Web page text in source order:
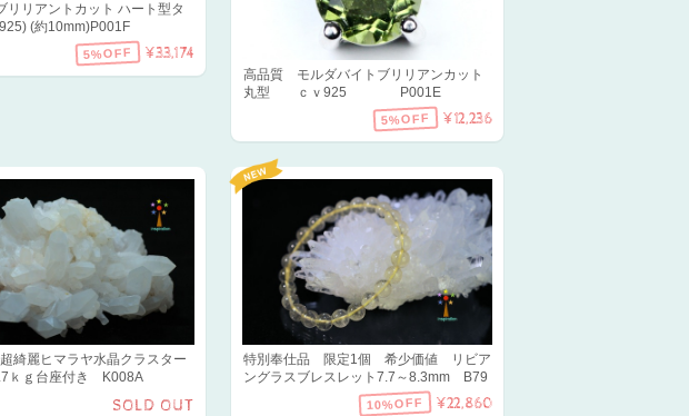
リリアントカット ハート型タ
(約10mm)P001F
5%OFF ¥33,174
高品質 モルダバイトブリリアンカット
丸型 ｃｖ925 P001E
5%OFF ¥12,236
綺麗ヒマラヤ水晶クラスター
ｋｇ台座付き K008A
SOLD OUT
特別奉仕品 限定1個 希少価値 リビア
ングラスブレスレット7.7～8.3mm B79
10%OFF ¥22,860